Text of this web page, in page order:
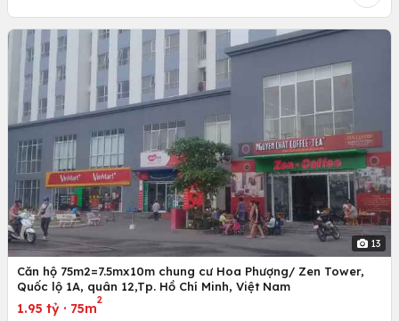
13
Căn hộ 75m2=7.5mx10m chung cư Hoa Phượng/ Zen Tower,
Quốc lộ 1A, quân 12,Tp. Hồ Chí Minh, Việt Nam
1.95 tỷ · 75m
2